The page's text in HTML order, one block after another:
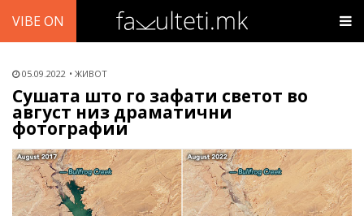
VIBE ON
05.09.2022 ЖИВОТ
Сушата што го зафати светот во
август низ драматични
фотографии